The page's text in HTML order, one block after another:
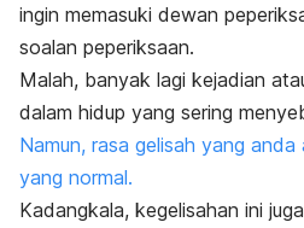
ingin memasuki dewan
soalan peperiksaan.
Malah, banyak lagi kejadian
dalam hidup yang sering
Namun, rasa gelisah yang anda
yang normal.
Kadangkala, kegelisahan ini